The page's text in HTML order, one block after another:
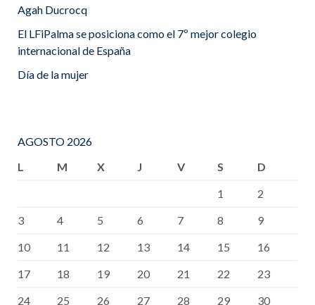
Agah Ducrocq
El LFiPalma se posiciona como el 7º mejor colegio
internacional de España
Día de la mujer
AGOSTO 2026
L
M X J V S
D
1
2
3
4 5 6 7 8
9
10
11 12 13 14 15
16
17
18 19 20 21 22
23
24
25 26 27 28 29
30